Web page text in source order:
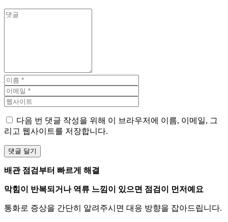
다음 번 댓글 작성을 위해 이 브라우저에 이름, 이메일, 그
리고 웹사이트를 저장합니다.
배관 점검부터 빠르게 해결
막힘이 반복되거나 역류 느낌이 있으면 점검이 먼저예요
통화로 증상을 간단히 알려주시면 대응 방향을 잡아드립니다.